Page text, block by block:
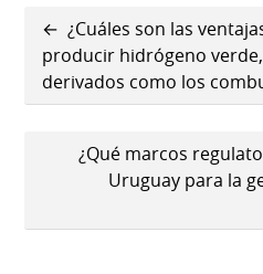
Enlaces
transversales
de
Book
para
¿Cuál
¿Cuáles son las
producir hidrógeno
derivados como los
¿Qué marcos
Uruguay para la